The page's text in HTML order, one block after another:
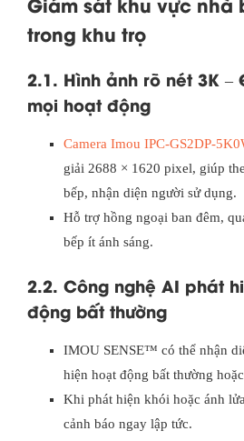
trong khu trọ
2.1. Hình ảnh rõ nét 3K
mọi hoạt động
Camera Imou IPC-GS2DP-
giải 2688 × 1620 pixel, giúp
bếp, nhận diện người sử dụng.
Hỗ trợ hồng ngoại ban đêm,
bếp ít ánh sáng.
2.2. Công nghệ AI phát
động bất thường
IMOU SENSE™ có thể nhận
hiện hoạt động bất thường
Khi phát hiện khói hoặc ánh
cảnh báo ngay lập tức.